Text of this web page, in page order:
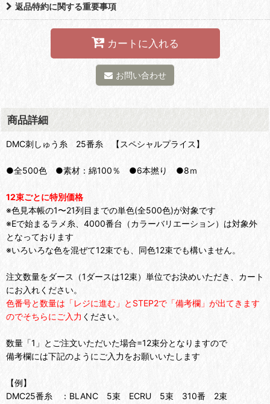
返品特約に関する重要事項
カートに入れる
お問い合わせ
商品詳細
DMC刺しゅう糸 25番糸 【スペシャルプライス】
●全500色 ●素材：綿100％ ●6本撚り ●8ｍ
12束ごとに特別価格
※色見本帳の1〜21列目までの単色(全500色)が対象です
※Eで始まるラメ糸、4000番台（カラーバリエーション）は対象外
となっております
※いろいろな色を混ぜて12束でも、同色12束でも構いません。
注文数量をダース（1ダースは12束）単位でお決めいただき、カート
にお入れください。
色番号と数量は「レジに進む」とSTEP2で「備考欄」が出てきます
のでそちらにご入力 ください。
数量「1」とご注文いただいた場合=12束分となりますので
備考欄には下記のようにご入力をお願いいたします
【例】
DMC25番糸 ：BLANC 5束 ECRU 5束 310番 2束